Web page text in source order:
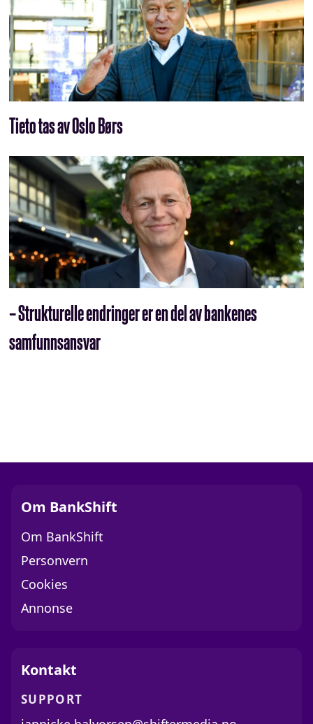
Tieto tas av Oslo Børs
– Strukturelle endringer er en del av bankenes
samfunnsansvar
Om BankShift
Om BankShift
Personvern
Cookies
Annonse
Kontakt
SUPPORT